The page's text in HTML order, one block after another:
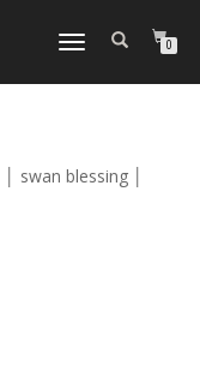
토
내
션
0
swan blessing │